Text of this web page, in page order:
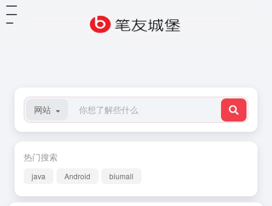
网站
热门搜索
java Android biumall